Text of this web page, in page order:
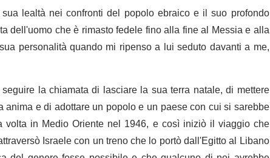
lealtà nei confronti del popolo ebraico e il suo profondo
dell'uomo che è rimasto fedele fino alla fine al Messia e alla
personalità quando mi ripenso a lui seduto davanti a me,
la chiamata di lasciare la sua terra natale, di mettere
e di adottare un popolo e un paese con cui si sarebbe
in Medio Oriente nel 1946, e così iniziò il viaggio che
Israele con un treno che lo portò dall'Egitto al Libano